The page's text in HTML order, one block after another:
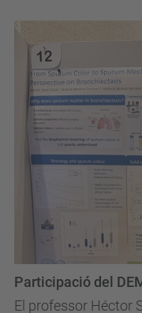
El professor Héctor
Participació del